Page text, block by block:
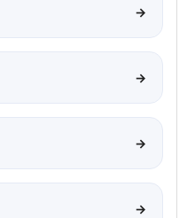
→
→
→
→